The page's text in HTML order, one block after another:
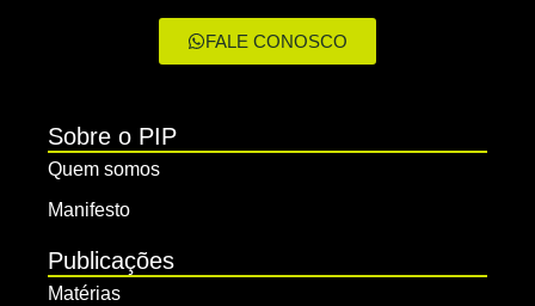
FALE CONOSCO
Sobre o PIP
Quem somos
Manifesto
Publicações
Matérias